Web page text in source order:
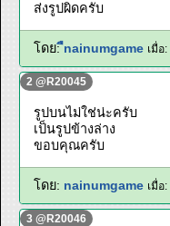
ส่งรูปผิดครับ
โดย: ืnainumgame เมื่อ:
2 @R20045
รูปบนไม่ใช่น่ะครับ
เป็นรูปข้างล่าง
ขอบคุณครับ
โดย: nainumgame เมื่อ:
3 @R20046